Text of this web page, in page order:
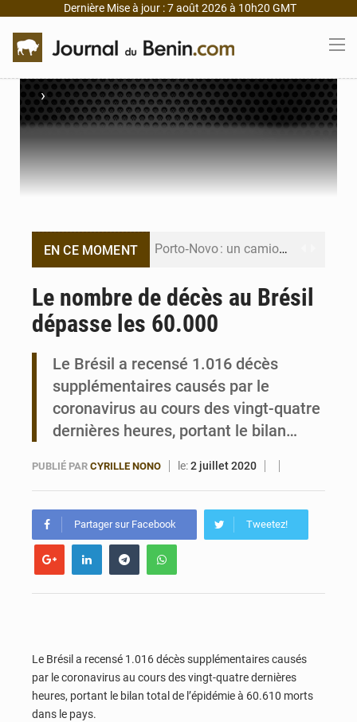
Dernière Mise à jour : 7 août 2026 à 10h20 GMT
›
EN CE MOMENT Porto‑Novo : un camion de produits pétroliers embrase Avakpa
Patrice Talon prend la tête du premier bureau du Sénat du Bénin
Le nombre de décès au Brésil
dépasse les 60.000
Le Brésil a recensé 1.016 décès
supplémentaires causés par le
coronavirus au cours des vingt-quatre
dernières heures, portant le bilan…
PUBLIÉ PAR CYRILLE NONO le:2 juillet 2020
Partager sur Facebook Tweetez!
Le Brésil a recensé 1.016 décès supplémentaires causés
par le coronavirus au cours des vingt-quatre dernières
heures, portant le bilan total de l’épidémie à 60.610 morts
dans le pays.